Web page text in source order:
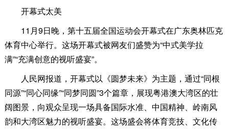
开幕式太美
11月9日晚，第十五届全国运动会开幕式在广东奥林匹克
体育中心举行。这场开幕式被网友们盛赞为“中式美学拉
满”“充满创意的视听盛宴”。
人民网报道，开幕式以《圆梦未来》为主题，通过“同根
同源”“同心同缘”“同梦同圆”3个篇章，展现粤港澳大湾区的壮
阔图景，向观众呈现一场具备国际水准、中国精神、岭南风
韵和大湾区魅力的视听盛宴。这场盛会将体育竞技、文化传